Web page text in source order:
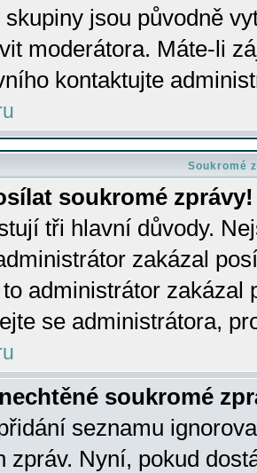
jsou původně
moderátora. Máte-li
kontaktujte
Soukromé
soukromé zprávy!
tři hlavní důvody.
zakázal
administrátor zakázal
se administrátora,
soukromé
seznamu
zpráv. Nyní, pokud